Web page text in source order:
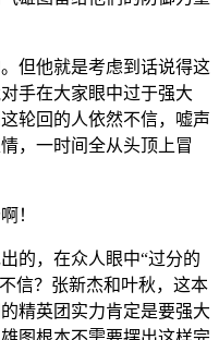
但他就是考虑到话说得这
手在大家眼中过于强大
轮回的人依然不信，嘘声
，一时间全从头顶上冒
！
的，在众人眼中“过分的
信？张新杰和叶秋，这本
精英团实力肯定是要强大